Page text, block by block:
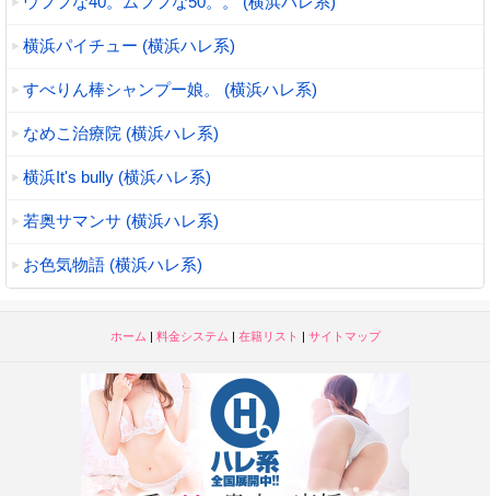
横浜パイチュー (横浜ハレ系)
すべりん棒シャンプー娘。 (横浜ハレ系)
なめこ治療院 (横浜ハレ系)
横浜It's bully (横浜ハレ系)
若奥サマンサ (横浜ハレ系)
お色気物語 (横浜ハレ系)
ホーム | 料金システム | 在籍リスト | サイトマップ